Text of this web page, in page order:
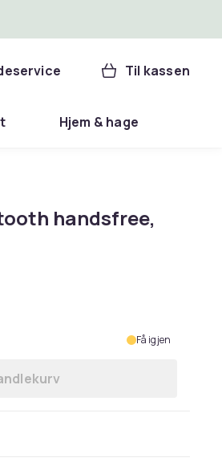
Til kassen
Hjem & hage
handsfree,
Få igjen
FM-sender med Bluetooth